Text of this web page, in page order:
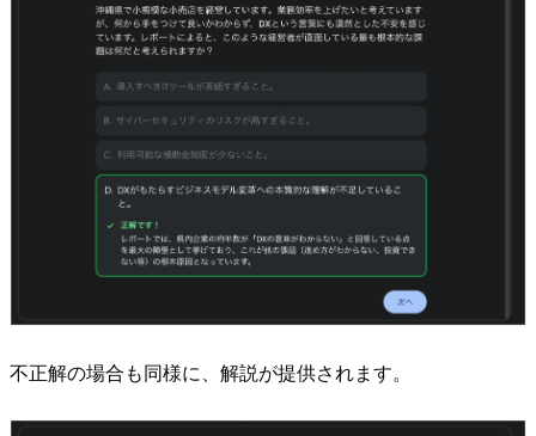
不正解の場合も同様に、解説が提供されます。